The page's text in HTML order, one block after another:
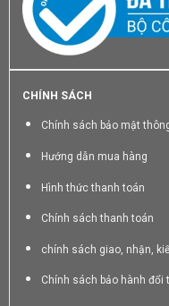
CHÍNH SÁCH
Chính sách bảo mật
Hướng dẫn mua hàng
Hình thức thanh toán
Chính sách thanh toán
chính sách giao, nhận,
Chính sách bảo hành đổi